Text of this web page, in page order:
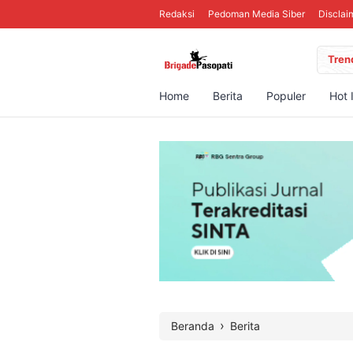
Redaksi Pedoman Media Siber
Home Berita Populer Hot
Beranda › Berita